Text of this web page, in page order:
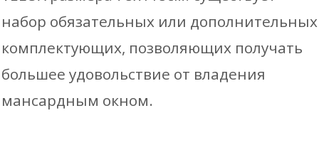
набор обязательных или дополнительных
комплектующих, позволяющих получать
большее удовольствие от владения
мансардным окном.